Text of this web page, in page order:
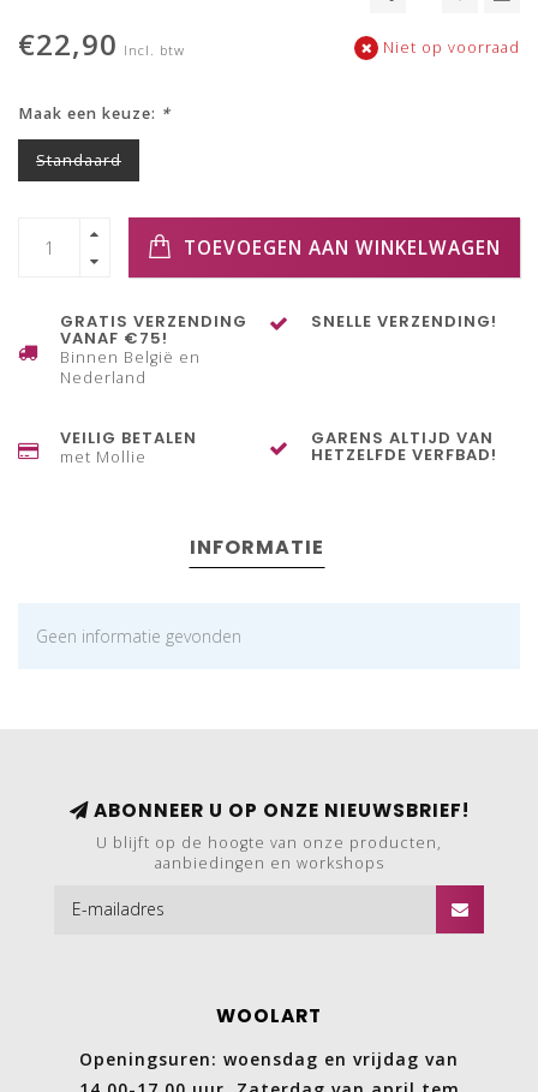
€22,90 Incl. btw Niet op voorraad
Maak een keuze: *
Standaard
TOEVOEGEN AAN WINKELWAGEN
GRATIS VERZENDING
VANAF €75!
Binnen België en
Nederland
SNELLE VERZENDING!
VEILIG BETALEN
met Mollie
GARENS ALTIJD VAN
HETZELFDE VERFBAD!
INFORMATIE
Geen informatie gevonden
ABONNEER U OP ONZE NIEUWSBRIEF!
U blijft op de hoogte van onze producten,
aanbiedingen en workshops
WOOLART
Openingsuren: woensdag en vrijdag van